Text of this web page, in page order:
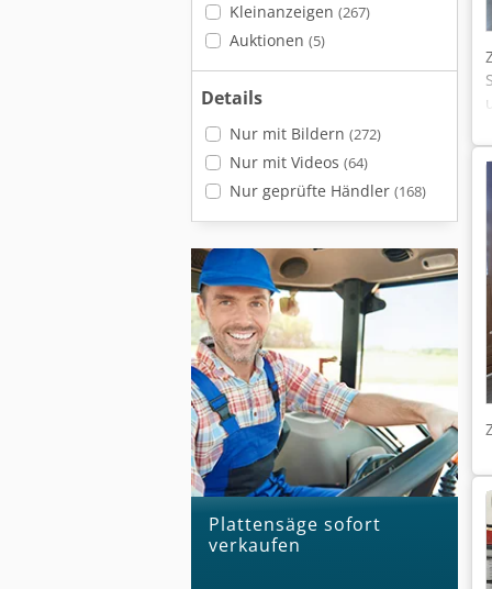
Kleinanzeigen (267)
Auktionen (5)
Details
Nur mit Bildern (272)
Nur mit Videos (64)
Nur geprüfte Händler (168)
plattensäge sofort
verkaufen